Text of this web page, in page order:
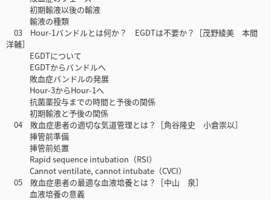
初期輸液以後の輸液
輸液の種類
03 Hour-1バンドルとは何か？ EGDTは不要か？［茂野綾美 本間
洋輔］
EGDTについて
EGDTからバンドルへ
敗血症バンドルの発展
Hour-3からHour-1へ
抗菌薬投与までの時間と予後の関係
初期輸液と予後の関係
04 敗血症患者の適切な気道管理とは？［角谷隆史 小倉崇以］
挿管前準備
挿管前処置
Rapid sequence intubation（RSI）
Cannot ventilate, cannot intubate（CVCI）
05 敗血症患者の最適な血液培養とは？［中山 泉］
血液培養の意義